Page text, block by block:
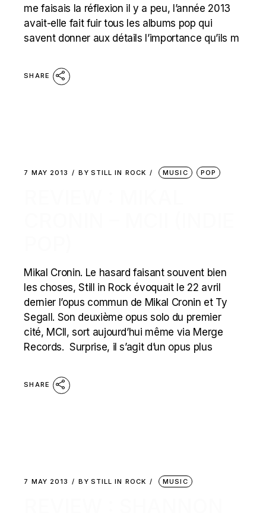
me faisais la réflexion il y a peu, l’année 2013
avait-elle fait fuir tous les albums pop qui
savent donner aux détails l’importance qu’ils m
SHARE
7 MAY 2013 BY STILL IN ROCK MUSIC POP
Mikal Cronin. Le hasard faisant souvent bien
les choses, Still in Rock évoquait le 22 avril
dernier l’opus commun de Mikal Cronin et Ty
Segall. Son deuxième opus solo du premier
cité, MCII, sort aujourd’hui même via Merge
Records. Surprise, il s’agit d’un opus plus
SHARE
7 MAY 2013 BY STILL IN ROCK MUSIC